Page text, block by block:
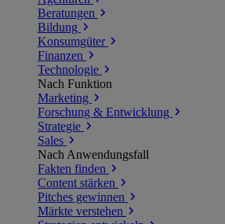
Beratungen
Bildung
Konsumgüter
Finanzen
Technologie
Nach Funktion
Marketing
Forschung & Entwicklung
Strategie
Sales
Nach Anwendungsfall
Fakten finden
Content stärken
Pitches gewinnen
Märkte verstehen